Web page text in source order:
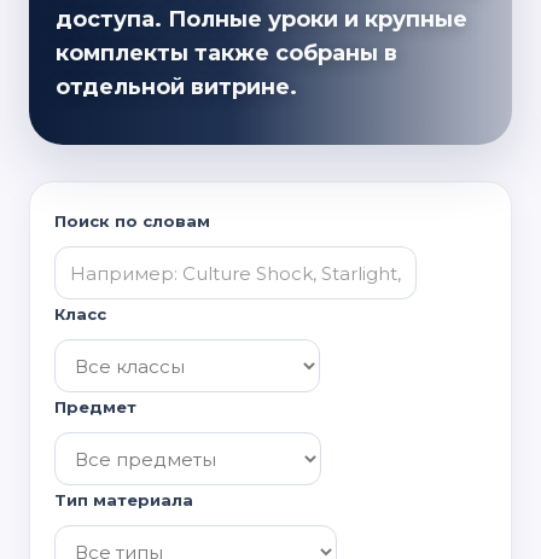
доступа. Полные уроки и крупные
комплекты также собраны в
отдельной витрине.
Поиск по словам
Класс
Предмет
Тип материала